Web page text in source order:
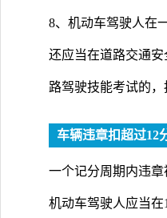
8、机动车驾驶人在
还应当在道路交通
路驾驶技能考试的
车辆违章扣超过12
一个记分周期内违
机动车驾驶人应当